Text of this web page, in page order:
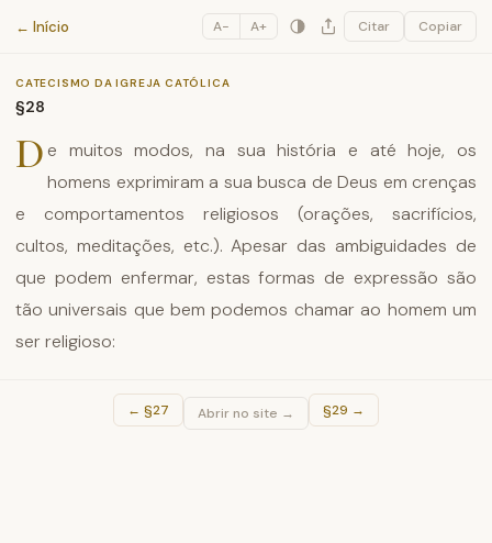
Catecismo da Igreja Católica
← Início A− A+ Citar Copiar
CATECISMO DA IGREJA CATÓLICA
§28
D e muitos modos, na sua história e até hoje, os
homens exprimiram a sua busca de Deus em crenças
e comportamentos religiosos (orações, sacrifícios,
cultos, meditações, etc.). Apesar das ambiguidades de
que podem enfermar, estas formas de expressão são
tão universais que bem podemos chamar ao homem um
ser religioso:
← §27 Abrir no site → §29 →